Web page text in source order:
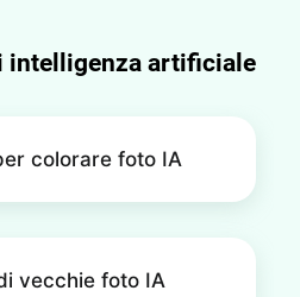
intelligenza artificiale
colorare foto IA
vecchie foto IA